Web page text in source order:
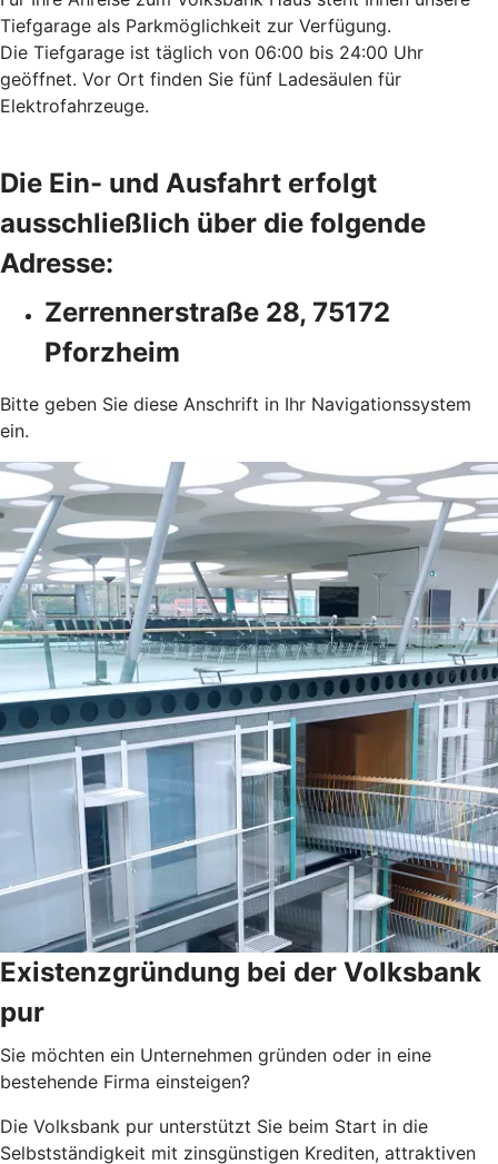
Tiefgarage als Parkmöglichkeit zur Verfügung.
Die Tiefgarage ist täglich von 06:00 bis 24:00 Uhr
geöffnet. Vor Ort finden Sie fünf Ladesäulen für
Elektrofahrzeuge.
Die Ein- und Ausfahrt erfolgt
ausschließlich über die folgende
Adresse:
Zerrennerstraße 28, 75172
Pforzheim
Bitte geben Sie diese Anschrift in Ihr Navigationssystem
ein.
Existenzgründung bei der Volksbank
pur
Sie möchten ein Unternehmen gründen oder in eine
bestehende Firma einsteigen?
Die Volksbank pur unterstützt Sie beim Start in die
Selbstständigkeit mit zinsgünstigen Krediten, attraktiven